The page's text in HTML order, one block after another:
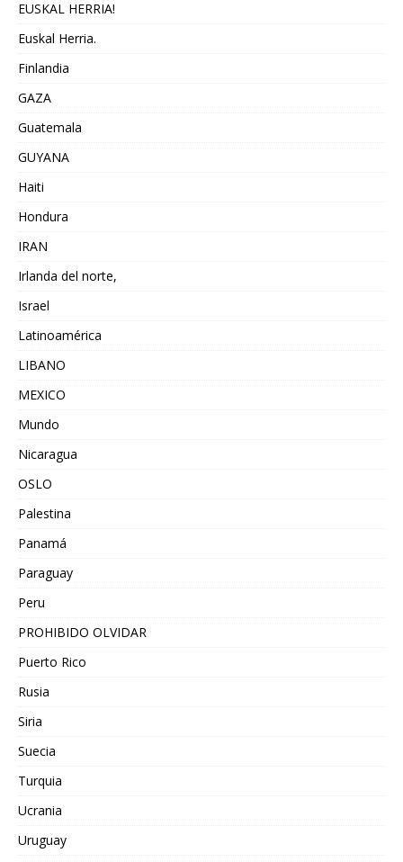
EUSKAL HERRIA!
Euskal Herria.
Finlandia
GAZA
Guatemala
GUYANA
Haiti
Hondura
IRAN
Irlanda del norte,
Israel
Latinoamérica
LIBANO
MEXICO
Mundo
Nicaragua
OSLO
Palestina
Panamá
Paraguay
Peru
PROHIBIDO OLVIDAR
Puerto Rico
Rusia
Siria
Suecia
Turquia
Ucrania
Uruguay